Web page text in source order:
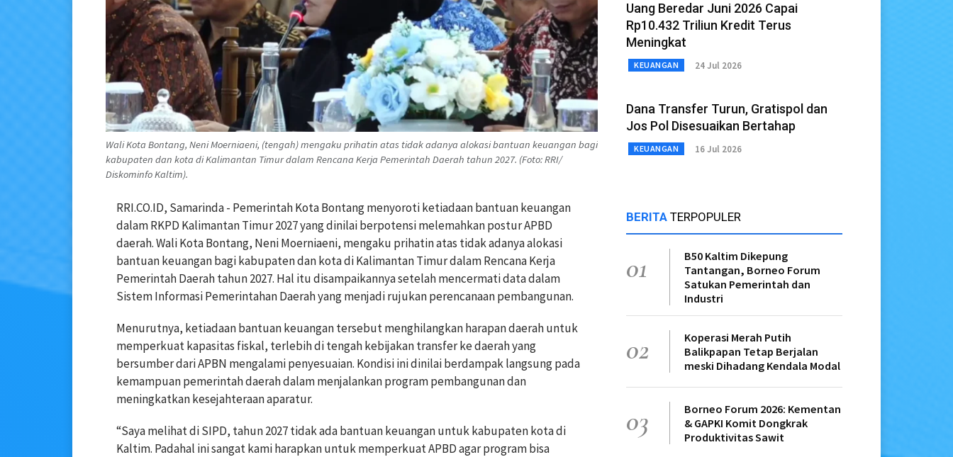
Wali Kota Bontang, Neni Moerniaeni, (tengah) mengaku prihatin atas tidak adanya alokasi bantuan keuangan bagi
kabupaten dan kota di Kalimantan Timur dalam Rencana Kerja Pemerintah Daerah tahun 2027. (Foto: RRI/
Diskominfo Kaltim).
RRI.CO.ID, Samarinda - Pemerintah Kota Bontang menyoroti ketiadaan bantuan keuangan
dalam RKPD Kalimantan Timur 2027 yang dinilai berpotensi melemahkan postur APBD
daerah. Wali Kota Bontang, Neni Moerniaeni, mengaku prihatin atas tidak adanya alokasi
bantuan keuangan bagi kabupaten dan kota di Kalimantan Timur dalam Rencana Kerja
Pemerintah Daerah tahun 2027. Hal itu disampaikannya setelah mencermati data dalam
Sistem Informasi Pemerintahan Daerah yang menjadi rujukan perencanaan pembangunan.
Menurutnya, ketiadaan bantuan keuangan tersebut menghilangkan harapan daerah untuk
memperkuat kapasitas fiskal, terlebih di tengah kebijakan transfer ke daerah yang
bersumber dari APBN mengalami penyesuaian. Kondisi ini dinilai berdampak langsung pada
kemampuan pemerintah daerah dalam menjalankan program pembangunan dan
meningkatkan kesejahteraan aparatur.
“Saya melihat di SIPD, tahun 2027 tidak ada bantuan keuangan untuk kabupaten kota di
Kaltim. Padahal ini sangat kami harapkan untuk memperkuat APBD agar program bisa
Uang Beredar Juni 2026 Capai
Rp10.432 Triliun Kredit Terus
Meningkat
KEUANGAN 24 Jul 2026
Dana Transfer Turun, Gratispol dan
Jos Pol Disesuaikan Bertahap
KEUANGAN 16 Jul 2026
BERITA TERPOPULER
01
B50 Kaltim Dikepung
Tantangan, Borneo Forum
Satukan Pemerintah dan
Industri
02
Koperasi Merah Putih
Balikpapan Tetap Berjalan
meski Dihadang Kendala Modal
03
Borneo Forum 2026: Kementan
& GAPKI Komit Dongkrak
Produktivitas Sawit